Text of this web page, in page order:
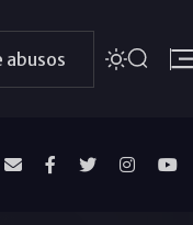
abusos